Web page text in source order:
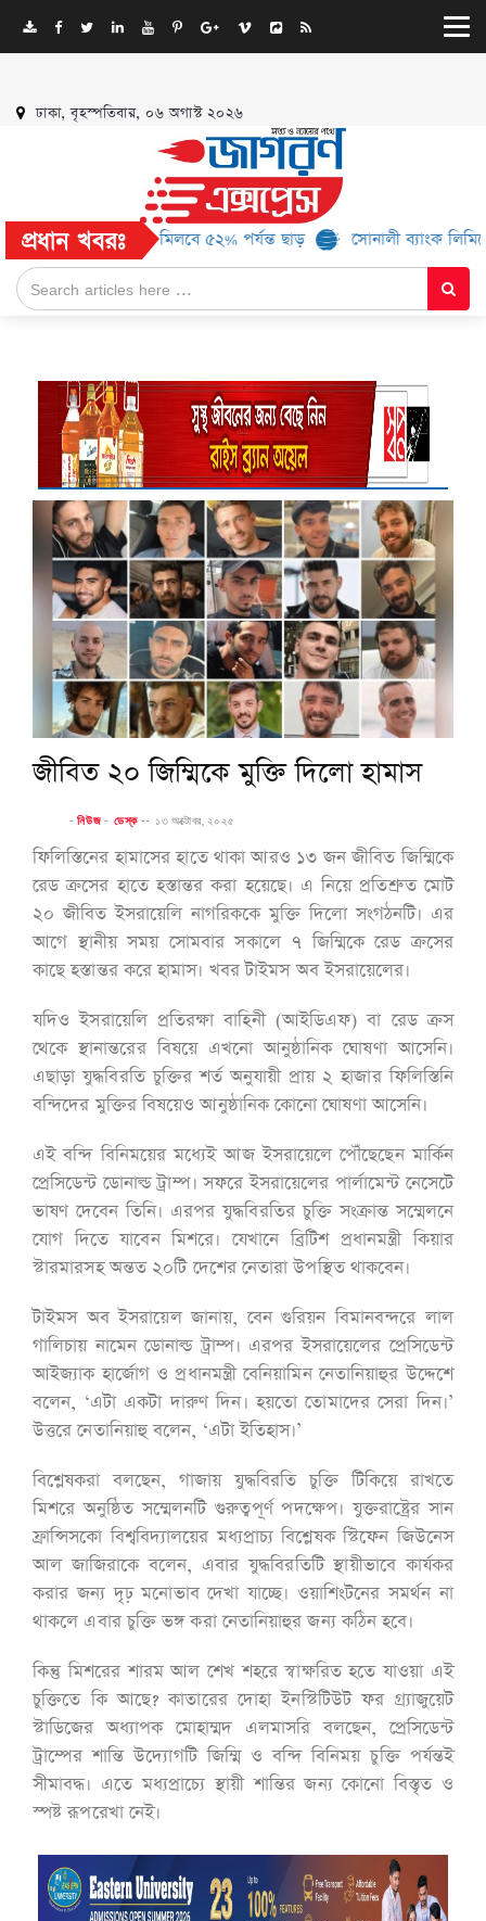
ঢাকা, বৃহস্পতিবার, ০৬ অগাস্ট ২০২৬
প্রধান খবরঃ
১৬ ব্র্যান্ড, মিলবে ৫২% পর্যন্ত ছাড় সোনালী ব্যাংক লিমিটেড-এর
জীবিত ২০ জিম্মিকে মুক্তি দিলো হামাস
-নিউজ - ডেস্ক -- ১৩ অক্টোবর, ২০২৫
ফিলিস্তিনের হামাসের হাতে থাকা আরও ১৩ জন জীবিত জিম্মিকে
রেড ক্রসের হাতে হস্তান্তর করা হয়েছে। এ নিয়ে প্রতিশ্রুত মোট
২০ জীবিত ইসরায়েলি নাগরিককে মুক্তি দিলো সংগঠনটি। এর
আগে স্থানীয় সময় সোমবার সকালে ৭ জিম্মিকে রেড ক্রসের
কাছে হস্তান্তর করে হামাস। খবর টাইমস অব ইসরায়েলের।
যদিও ইসরায়েলি প্রতিরক্ষা বাহিনী (আইডিএফ) বা রেড ক্রস
থেকে স্থানান্তরের বিষয়ে এখনো আনুষ্ঠানিক ঘোষণা আসেনি।
এছাড়া যুদ্ধবিরতি চুক্তির শর্ত অনুযায়ী প্রায় ২ হাজার ফিলিস্তিনি
বন্দিদের মুক্তির বিষয়েও আনুষ্ঠানিক কোনো ঘোষণা আসেনি।
এই বন্দি বিনিময়ের মধ্যেই আজ ইসরায়েলে পৌঁছেছেন মার্কিন
প্রেসিডেন্ট ডোনাল্ড ট্রাম্প। সফরে ইসরায়েলের পার্লামেন্ট নেসেটে
ভাষণ দেবেন তিনি। এরপর যুদ্ধবিরতির চুক্তি সংক্রান্ত সম্মেলনে
যোগ দিতে যাবেন মিশরে। যেখানে ব্রিটিশ প্রধানমন্ত্রী কিয়ার
স্টারমারসহ অন্তত ২০টি দেশের নেতারা উপস্থিত থাকবেন।
টাইমস অব ইসরায়েল জানায়, বেন গুরিয়ন বিমানবন্দরে লাল
গালিচায় নামেন ডোনাল্ড ট্রাম্প। এরপর ইসরায়েলের প্রেসিডেন্ট
আইজ্যাক হার্জোগ ও প্রধানমন্ত্রী বেনিয়ামিন নেতানিয়াহুর উদ্দেশে
বলেন, ‘এটা একটা দারুণ দিন। হয়তো তোমাদের সেরা দিন।’
উত্তরে নেতানিয়াহু বলেন, ‘এটা ইতিহাস।’
বিশ্লেষকরা বলছেন, গাজায় যুদ্ধবিরতি চুক্তি টিকিয়ে রাখতে
মিশরে অনুষ্ঠিত সম্মেলনটি গুরুত্বপূর্ণ পদক্ষেপ। যুক্তরাষ্ট্রের সান
ফ্রান্সিসকো বিশ্ববিদ্যালয়ের মধ্যপ্রাচ্য বিশ্লেষক স্টিফেন জিউনেস
আল জাজিরাকে বলেন, এবার যুদ্ধবিরতিটি স্থায়ীভাবে কার্যকর
করার জন্য দৃঢ় মনোভাব দেখা যাচ্ছে। ওয়াশিংটনের সমর্থন না
থাকলে এবার চুক্তি ভঙ্গ করা নেতানিয়াহুর জন্য কঠিন হবে।
কিন্তু মিশরের শারম আল শেখ শহরে স্বাক্ষরিত হতে যাওয়া এই
চুক্তিতে কি আছে? কাতারের দোহা ইনস্টিটিউট ফর গ্র্যাজুয়েট
স্টাডিজের অধ্যাপক মোহাম্মদ এলমাসরি বলছেন, প্রেসিডেন্ট
ট্রাম্পের শান্তি উদ্যোগটি জিম্মি ও বন্দি বিনিময় চুক্তি পর্যন্তই
সীমাবদ্ধ। এতে মধ্যপ্রাচ্যে স্থায়ী শান্তির জন্য কোনো বিস্তৃত ও
স্পষ্ট রূপরেখা নেই।